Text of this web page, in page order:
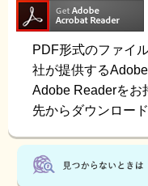
PDF形式のファイ
社が提供する
Adobe Readerをお
先からダウンロー